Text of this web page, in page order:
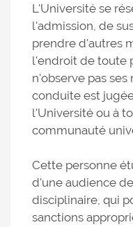
L'Université se
l'admission, de
prendre d'autres
l'endroit de toute
n'observe pas
conduite est
l'Université ou à
communauté
Cette personne
d'une audience
disciplinaire, qui
sanctions